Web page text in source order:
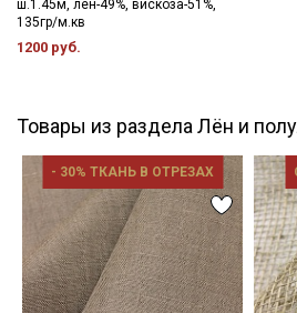
ш.1.45м, лен-49%, вискоза-51%,
135гр/м.кв
1200 руб.
Товары из раздела Лён и
- 30% ТКАНЬ В ОТРЕЗАХ